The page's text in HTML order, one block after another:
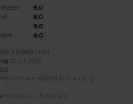
9,0
8,0
9,0
8,0
EXTRALOAD
22 juli 2026
1.4 e-Hybrid SUV 4-cil. Q
10.000 tot 25.000 km